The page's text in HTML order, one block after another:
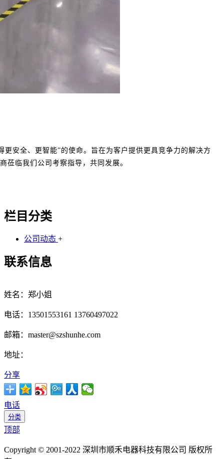
安全、更智能”的使命。旨在为客户提供更具竞争力的解决方
莅临我们公司考察指导，共同发展。
栏目分类
公司动态 +
联系信息
姓名：郑小姐
电话：13501553161 13760497022
邮箱：master@szshunhe.com
地址：
分享
电话
分类
顶部
Copyright © 2001-2022 深圳市顺禾电器科技有限公司 版权所